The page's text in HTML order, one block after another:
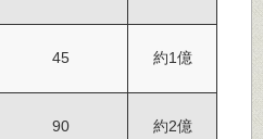
45 約1億
90 約2億